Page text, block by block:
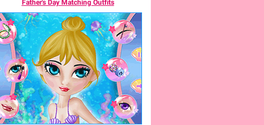
Father's Day Matching Outfits